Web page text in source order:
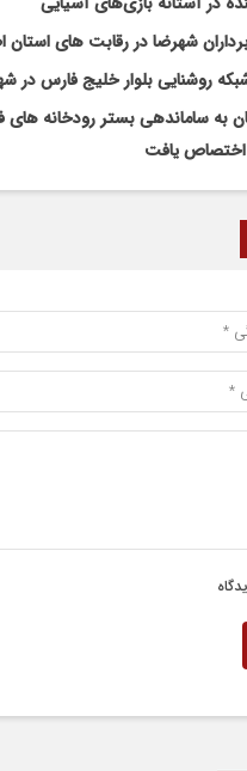
شهرضا در رقابت های استان
روشنایی بلوار خلیج فارس در
تومان به ساماندهی بستر رودخانه
اختصاص یافت